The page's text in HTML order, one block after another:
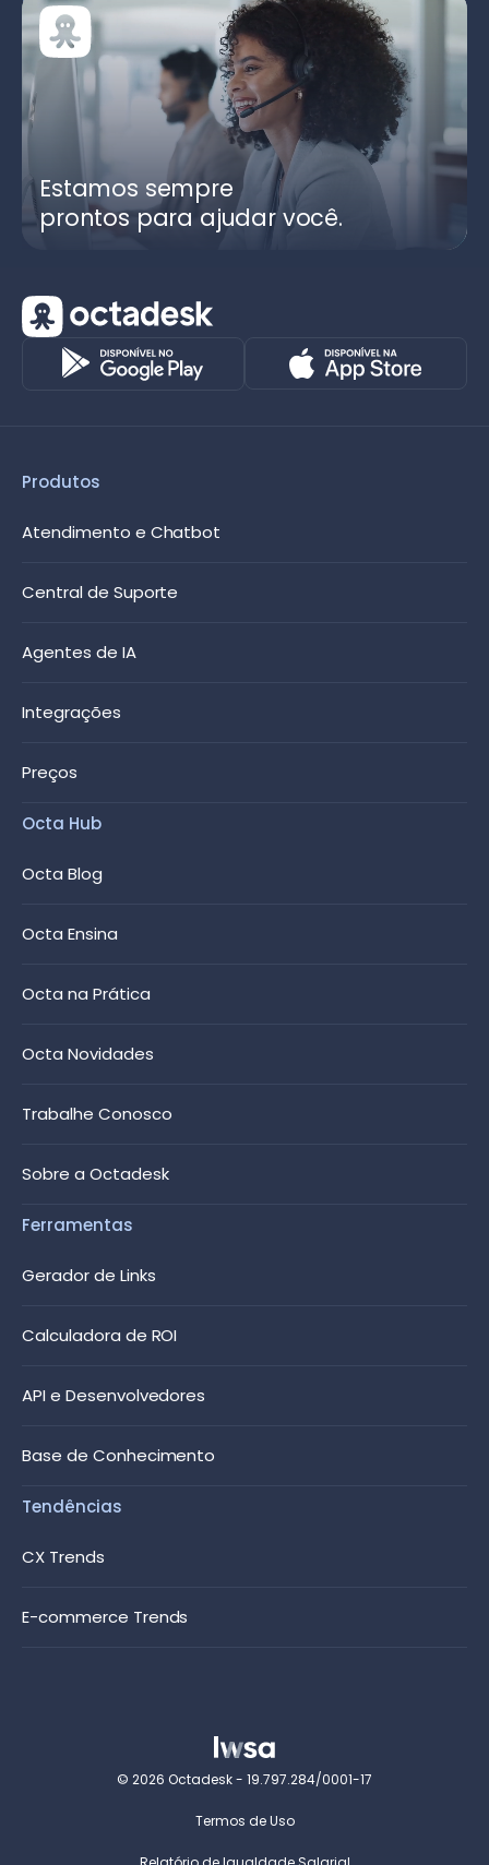
Estamos sempre
prontos para ajudar você.
Produtos
Atendimento e Chatbot
Central de Suporte
Agentes de IA
Integrações
Preços
Octa Hub
Octa Blog
Octa Ensina
Octa na Prática
Octa Novidades
Trabalhe Conosco
Sobre a Octadesk
Ferramentas
Gerador de Links
Calculadora de ROI
API e Desenvolvedores
Base de Conhecimento
Tendências
CX Trends
E-commerce Trends
© 2026 Octadesk - 19.797.284/0001-17
Termos de Uso